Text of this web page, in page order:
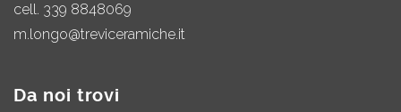
cell. 339 8848069
m.longo@treviceramiche.it
Da noi trovi